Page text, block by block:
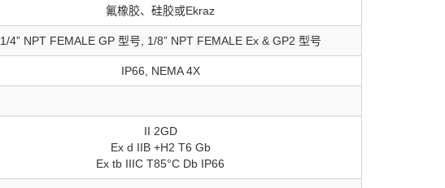
氟橡胶、硅胶或Ekraz
1/4” NPT FEMALE GP 型号, 1/8” NPT FEMALE Ex & GP2 型号
IP66, NEMA 4X
II 2GD
Ex d IIB +H2 T6 Gb
Ex tb IIIC T85°C Db IP66